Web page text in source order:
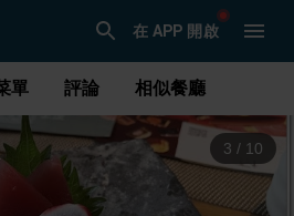
在 APP 開啟
單 評論 相似餐廳
3 / 10